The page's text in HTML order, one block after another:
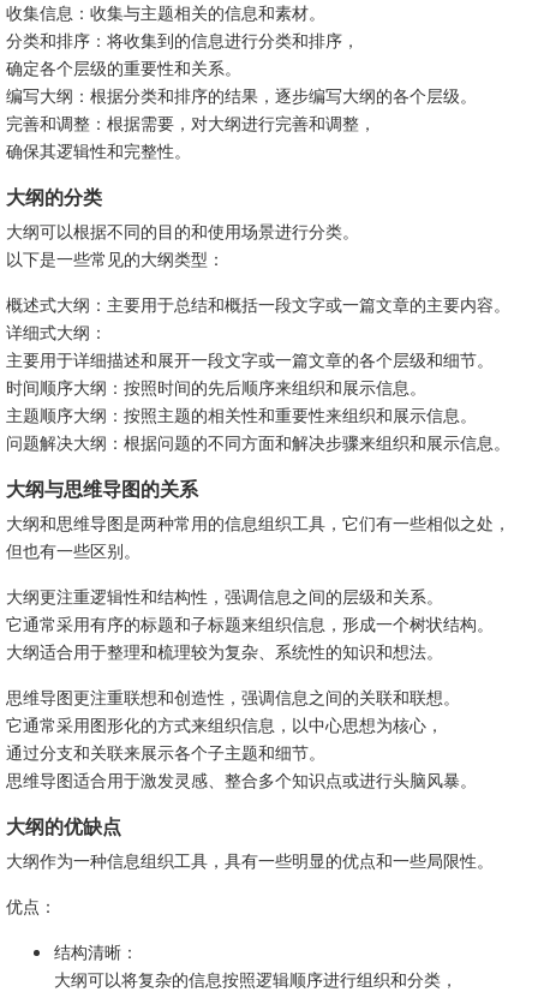
收集信息：收集与主题相关的信息和素材。
分类和排序：将收集到的信息进行分类和排序，
确定各个层级的重要性和关系。
编写大纲：根据分类和排序的结果，逐步编写大纲的各个层级。
完善和调整：根据需要，对大纲进行完善和调整，
确保其逻辑性和完整性。
大纲的分类
大纲可以根据不同的目的和使用场景进行分类。
以下是一些常见的大纲类型：
概述式大纲：主要用于总结和概括一段文字或一篇文章的主要内容。
详细式大纲：
主要用于详细描述和展开一段文字或一篇文章的各个层级和细节。
时间顺序大纲：按照时间的先后顺序来组织和展示信息。
主题顺序大纲：按照主题的相关性和重要性来组织和展示信息。
问题解决大纲：根据问题的不同方面和解决步骤来组织和展示信息。
大纲与思维导图的关系
大纲和思维导图是两种常用的信息组织工具，它们有一些相似之处，
但也有一些区别。
大纲更注重逻辑性和结构性，强调信息之间的层级和关系。
它通常采用有序的标题和子标题来组织信息，形成一个树状结构。
大纲适合用于整理和梳理较为复杂、系统性的知识和想法。
思维导图更注重联想和创造性，强调信息之间的关联和联想。
它通常采用图形化的方式来组织信息，以中心思想为核心，
通过分支和关联来展示各个子主题和细节。
思维导图适合用于激发灵感、整合多个知识点或进行头脑风暴。
大纲的优缺点
大纲作为一种信息组织工具，具有一些明显的优点和一些局限性。
优点：
结构清晰：
大纲可以将复杂的信息按照逻辑顺序进行组织和分类，